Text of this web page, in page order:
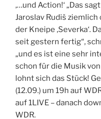
23.09.2017,
WDR
3WDR
5“
‚…und Action!‘ „Das
Jaroslav Rudiš
der Kneipe ‚Severka‘.
seit gestern fertig“,
„und es ist eine sehr
schon für die Musik
lohnt sich das Stück!
(12.09.) um 19h auf
auf 1LIVE – danach
WDR.